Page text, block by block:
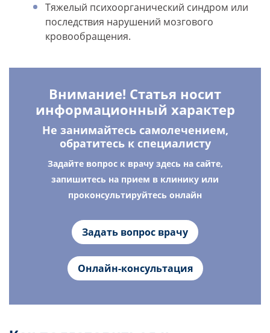
Тяжелый психоорганический синдром или
последствия нарушений мозгового
кровообращения.
Внимание! Статья носит
информационный характер
Не занимайтесь самолечением,
обратитесь к специалисту
Задайте вопрос к врачу здесь на сайте,
запишитесь на прием в клинику или
проконсультируйтесь онлайн
Задать вопрос врачу
Онлайн-консультация